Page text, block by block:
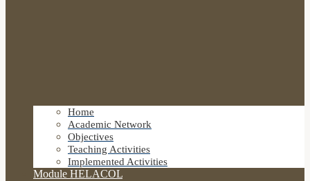
Home
Academic Network
Objectives
Teaching Activities
Implemented Activities
Module HELACOL